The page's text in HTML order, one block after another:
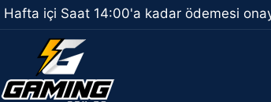
İçeriğe
atla
Hafta içi Saat 14:00'a kadar ödemesi